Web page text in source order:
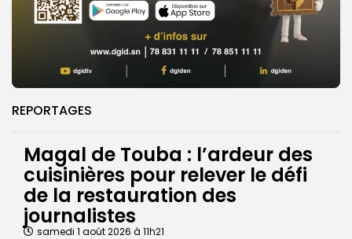
REPORTAGES
Magal de Touba : l’ardeur des
cuisinières pour relever le défi
de la restauration des
journalistes
samedi 1 août 2026 à 11h21